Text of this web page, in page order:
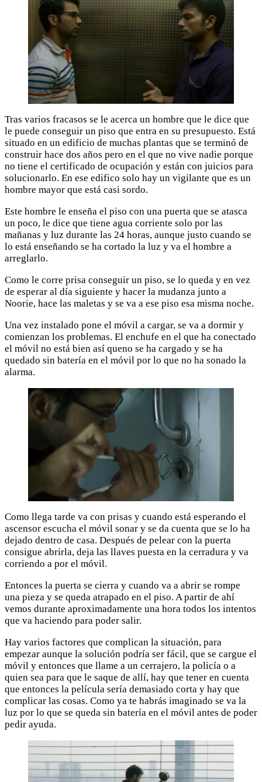
Tras varios fracasos se le acerca un hombre que le dice que
le puede conseguir un piso que entra en su presupuesto. Está
situado en un edificio de muchas plantas que se terminó de
construir hace dos años pero en el que no vive nadie porque
no tiene el certificado de ocupación y están con juicios para
solucionarlo. En ese edifico solo hay un vigilante que es un
hombre mayor que está casi sordo.
Este hombre le enseña el piso con una puerta que se atasca
un poco, le dice que tiene agua corriente solo por las
mañanas y luz durante las 24 horas, aunque justo cuando se
lo está enseñando se ha cortado la luz y va el hombre a
arreglarlo.
Como le corre prisa conseguir un piso, se lo queda y en vez
de esperar al día siguiente y hacer la mudanza junto a
Noorie, hace las maletas y se va a ese piso esa misma noche.
Una vez instalado pone el móvil a cargar, se va a dormir y
comienzan los problemas. El enchufe en el que ha conectado
el móvil no está bien así queno se ha cargado y se ha
quedado sin batería en el móvil por lo que no ha sonado la
alarma.
Como llega tarde va con prisas y cuando está esperando el
ascensor escucha el móvil sonar y se da cuenta que se lo ha
dejado dentro de casa. Después de pelear con la puerta
consigue abrirla, deja las llaves puesta en la cerradura y va
corriendo a por el móvil.
Entonces la puerta se cierra y cuando va a abrir se rompe
una pieza y se queda atrapado en el piso. A partir de ahí
vemos durante aproximadamente una hora todos los intentos
que va haciendo para poder salir.
Hay varios factores que complican la situación, para
empezar aunque la solución podría ser fácil, que se cargue el
móvil y entonces que llame a un cerrajero, la policía o a
quien sea para que le saque de allí, hay que tener en cuenta
que entonces la película sería demasiado corta y hay que
complicar las cosas. Como ya te habrás imaginado se va la
luz por lo que se queda sin batería en el móvil antes de poder
pedir ayuda.